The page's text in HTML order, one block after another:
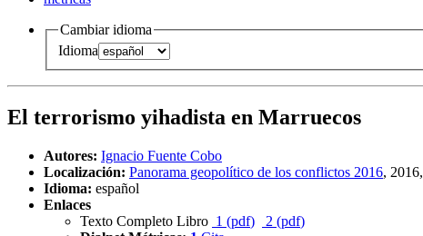
Cambiar idioma
Idioma
El terrorismo yihadista en Marruecos
Autores: Ignacio Fuente Cobo
Localización: Panorama geopolítico de los conflictos 2016, 2016,
Idioma: español
Enlaces
Texto Completo Libro 1 (pdf) 2 (pdf)